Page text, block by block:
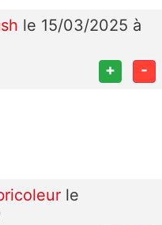
le 15/03/2025 à
+ -
le